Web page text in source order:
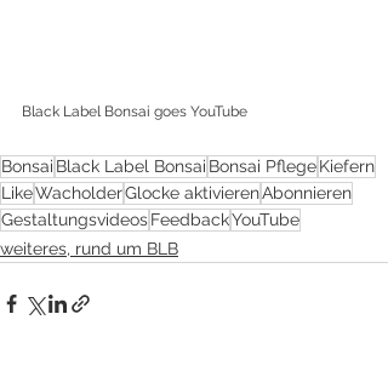
Black Label Bonsai goes YouTube
Bonsai Black Label Bonsai Bonsai PflegeKiefern
LikeWacholderGlocke aktivierenAbonnieren
GestaltungsvideosFeedbackYouTube
weiteres, rund um BLB